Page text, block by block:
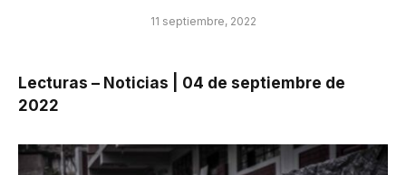
11 septiembre, 2022
Lecturas – Noticias | 04 de septiembre de
2022